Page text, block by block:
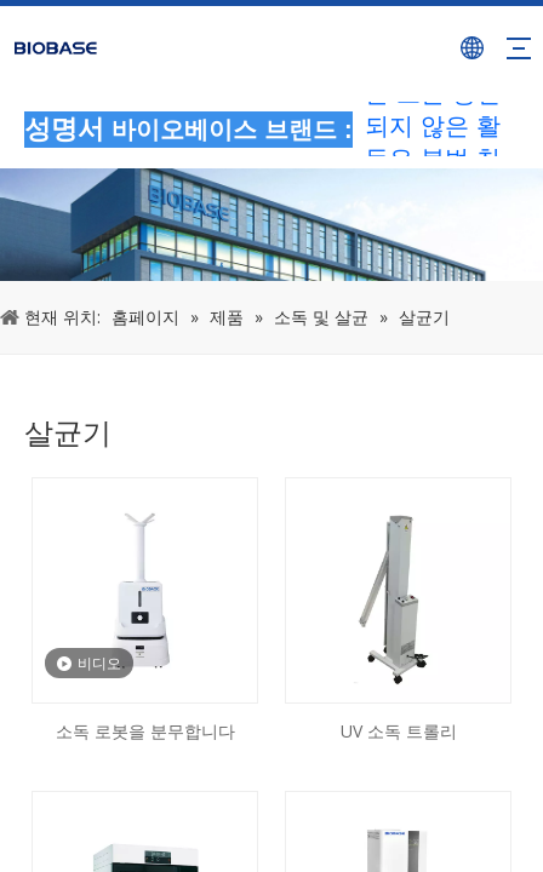
성명서 바이오베이스 브랜드 :
랜드를 사용하
되지 않은 활
동은 불법 침
에서 법적 책
임을 조사하겠
습니다.
현재 위치: 홈페이지 » 제품 » 소독 및 살균 » 살균기
살균기
비디오
소독 로봇을 분무합니다 UV 소독 트롤리